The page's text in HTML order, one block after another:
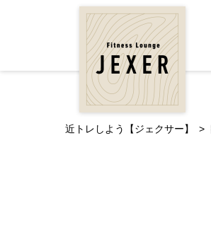
近トレしよう【ジェクサー】